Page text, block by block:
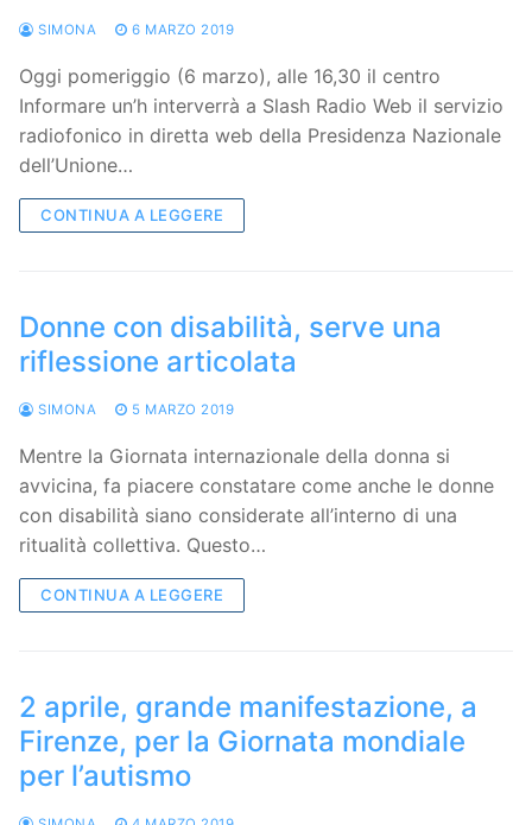
SIMONA 6 MARZO 2019
Oggi pomeriggio (6 marzo), alle 16,30 il centro
Informare un’h interverrà a Slash Radio Web il servizio
radiofonico in diretta web della Presidenza Nazionale
dell’Unione…
CONTINUA A LEGGERE
Donne con disabilità, serve una
riflessione articolata
SIMONA 5 MARZO 2019
Mentre la Giornata internazionale della donna si
avvicina, fa piacere constatare come anche le donne
con disabilità siano considerate all’interno di una
ritualità collettiva. Questo…
CONTINUA A LEGGERE
2 aprile, grande manifestazione, a
Firenze, per la Giornata mondiale
per l’autismo